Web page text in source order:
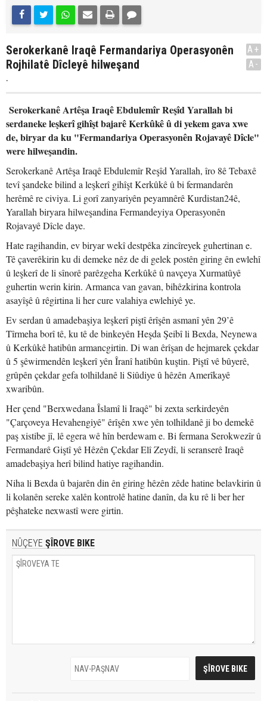
Serokerkanê Iraqê Fermandariya Operasyonên
Rojhilatê Dîcleyê hilweşand
.
A+
A-
Serokerkanê Artêşa Iraqê Ebdulemîr Reşîd Yarallah bi
serdaneke leşkerî gihîşt bajarê Kerkûkê û di yekem gava xwe
de, biryar da ku "Fermandariya Operasyonên Rojavayê Dîcle"
were hilweşandin.
Serokerkanê Artêşa Iraqê Ebdulemîr Reşîd Yarallah, îro 8ê Tebaxê
tevî şandeke bilind a leşkerî gihîşt Kerkûkê û bi fermandarên
herêmê re civiya. Li gorî zanyariyên peyamnêrê Kurdistan24ê,
Yarallah biryara hilweşandina Fermandeyiya Operasyonên
Rojavayê Dîcle daye.
Hate ragihandin, ev biryar wekî destpêka zincîreyek guhertinan e.
Tê çaverêkirin ku di demeke nêz de di gelek postên giring ên ewlehî
û leşkerî de li sînorê parêzgeha Kerkûkê û navçeya Xurmatûyê
guhertin werin kirin. Armanca van gavan, bihêzkirina kontrola
asayîşê û rêgirtina li her cure valahiya ewlehiyê ye.
Ev serdan û amadebaşiya leşkerî piştî êrîşên asmanî yên 29’ê
Tîrmeha borî tê, ku tê de binkeyên Heşda Şeibî li Bexda, Neynewa
û Kerkûkê hatibûn armancgirtin. Di wan êrîşan de hejmarek çekdar
û 5 şêwirmendên leşkerî yên Îranî hatibûn kuştin. Piştî vê bûyerê,
grûpên çekdar gefa tolhildanê li Siûdiye û hêzên Amerîkayê
xwaribûn.
Her çend "Berxwedana Îslamî li Iraqê" bi zexta serkirdeyên
"Çarçoveya Hevahengiyê" êrîşên xwe yên tolhildanê ji bo demekê
paş xistibe jî, lê egera wê hîn berdewam e. Bi fermana Serokwezîr û
Fermandarê Giştî yê Hêzên Çekdar Elî Zeydî, li seranserê Iraqê
amadebaşiya herî bilind hatiye ragihandin.
Niha li Bexda û bajarên din ên giring hêzên zêde hatine belavkirin û
li kolanên sereke xalên kontrolê hatine danîn, da ku rê li ber her
pêşhateke nexwastî were girtin.
NÛÇEYE ŞÎROVE BIKE